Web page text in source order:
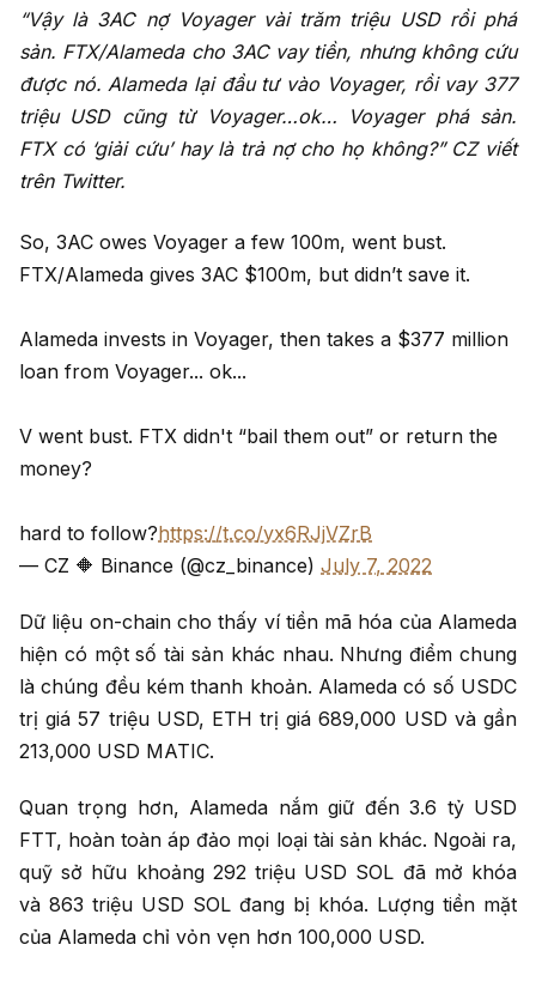
“Vậy là 3AC nợ Voyager vài trăm triệu USD rồi phá
sản. FTX/Alameda cho 3AC vay tiền, nhưng không cứu
được nó. Alameda lại đầu tư vào Voyager, rồi vay 377
triệu USD cũng từ Voyager…ok… Voyager phá sản.
FTX có ‘giải cứu’ hay là trả nợ cho họ không?” CZ viết
trên Twitter.
So, 3AC owes Voyager a few 100m, went bust.
FTX/Alameda gives 3AC $100m, but didn’t save it.
Alameda invests in Voyager, then takes a $377 million
loan from Voyager... ok...
V went bust. FTX didn't “bail them out” or return the
money?
hard to follow?https://t.co/yx6RJjVZrB
— CZ 🔶 Binance (@cz_binance) July 7, 2022
Dữ liệu on-chain cho thấy ví tiền mã hóa của Alameda
hiện có một số tài sản khác nhau. Nhưng điểm chung
là chúng đều kém thanh khoản. Alameda có số USDC
trị giá 57 triệu USD, ETH trị giá 689,000 USD và gần
213,000 USD MATIC.
Quan trọng hơn, Alameda nắm giữ đến 3.6 tỷ USD
FTT, hoàn toàn áp đảo mọi loại tài sản khác. Ngoài ra,
quỹ sở hữu khoảng 292 triệu USD SOL đã mở khóa
và 863 triệu USD SOL đang bị khóa. Lượng tiền mặt
của Alameda chỉ vỏn vẹn hơn 100,000 USD.